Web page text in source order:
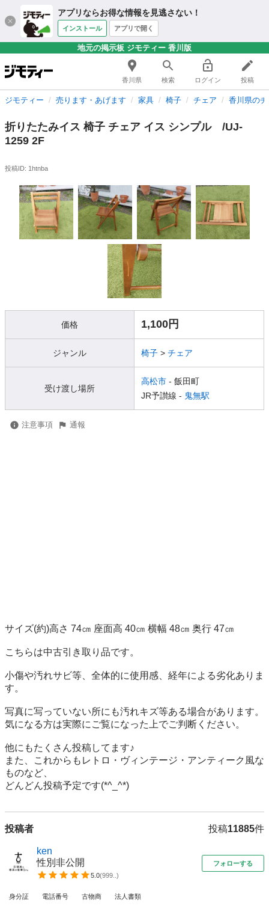
アプリならお得な情報を見逃さない！
インストール アプリで開く
地元の掲示板 ジモティー 香川版
香川県 検索 ログイン 投稿
ジモティー 売ります・あげます 家具 椅子 チェア 香川県の
折りたたみイス 椅子 チェア イス シンプル /UJ-
1259 2F
投稿ID: 1htnba
価格 1,100円
ジャンル 椅子 > チェア
受け渡し場所
高松市 - 飯田町
JR予讃線 - 鬼無駅
注意事項 通報
サイズ(約)高さ 74㎝ 座面高 40㎝ 横幅 48㎝ 奥行 47㎝
こちらは中古引き取り品です。
小傷や汚れサビ等、全体的に使用感、経年による劣化ありま
す。
写真に写っていない所にも汚れキズ等ある場合があります。
気になる方は実際にご覧になった上でご判断ください。
他にもたくさん投稿してます♪
また、これからもレトロ・ヴィンテージ・アンティーク風な
ものなど、
どんどん投稿予定です(*^_^*)
投稿者 投稿11885件
ken
性別非公開
5.0(999.. )
フォローする
身分証 電話番号 古物商 法人書類